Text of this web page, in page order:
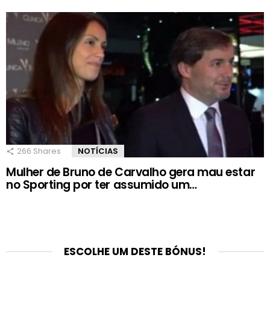
266 Shares NOTÍCIAS
Mulher de Bruno de Carvalho gera mau estar
no Sporting por ter assumido um…
ESCOLHE UM DESTE BÓNUS!